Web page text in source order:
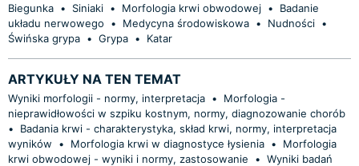
Biegunka • Siniaki • Morfologia krwi obwodowej •
Badanie
układu nerwowego
• Medycyna środowiskowa • Nudności •
Świńska grypa • Grypa • Katar
ARTYKUŁY NA TEN TEMAT
Wyniki morfologii - normy, interpretacja •
Morfologia -
nieprawidłowości w szpiku kostnym, normy, diagnozowanie chorób
•
Badania krwi - charakterystyka, skład krwi, normy, interpretacja
wyników
• Morfologia krwi w diagnostyce łysienia •
Morfologia
krwi obwodowej - wyniki i normy, zastosowanie
• Wyniki badań